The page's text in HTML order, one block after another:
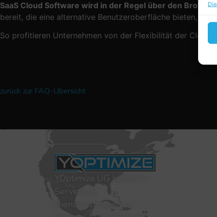
SaaS Cloud Software wird in der Regel über den
bereit, die eine alternative Benutzeroberfläche bieten,
So profitieren Unternehmen von der Flexibilität der
zurück zur FAQ-Übersicht
YOptimize UG bieten IT-
Services &
Dienstleistungen zur